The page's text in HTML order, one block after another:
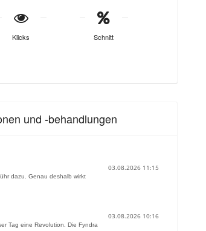
Klicks Schnitt
und -behandlungen
03.08.2026 11:15
dazu. Genau deshalb wirkt
03.08.2026 10:16
Tag eine Revolution. Die Fyndra